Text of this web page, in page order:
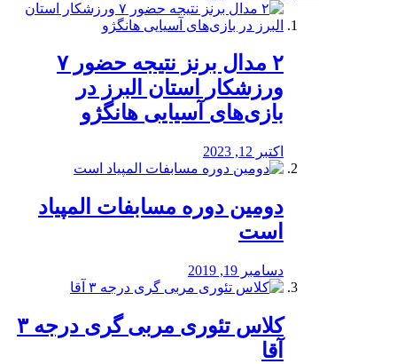
۲ مدال برنز نتیجه حضور ۷
ورزشکار استان البرز در
بازی‌های آسیایی هانگژو
اکتبر 12, 2023
دومین دوره مسابفات المپیاد
است
دسامبر 19, 2019
کلاس تئوری مربی گری درجه ۳
آقا